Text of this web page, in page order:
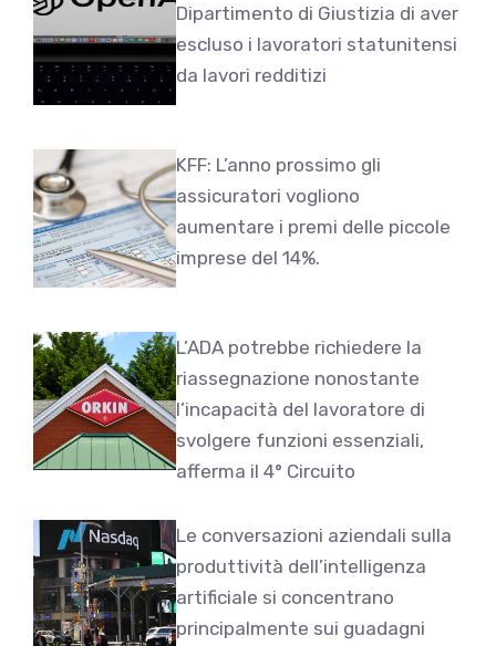
Dipartimento di Giustizia di aver
escluso i lavoratori statunitensi
da lavori redditizi
KFF: L’anno prossimo gli
assicuratori vogliono
aumentare i premi delle piccole
imprese del 14%.
L’ADA potrebbe richiedere la
riassegnazione nonostante
l’incapacità del lavoratore di
svolgere funzioni essenziali,
afferma il 4° Circuito
Le conversazioni aziendali sulla
produttività dell’intelligenza
artificiale si concentrano
principalmente sui guadagni